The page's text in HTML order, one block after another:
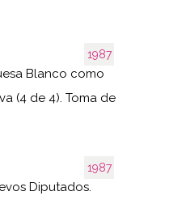
1987
Blanco como
(4 de 4). Toma de
1987
Diputados.